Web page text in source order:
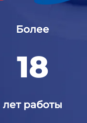
Более
18
лет работы